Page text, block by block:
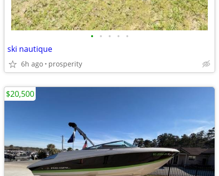
• • • • •
ski nautique
6h ago prosperity
$20,500